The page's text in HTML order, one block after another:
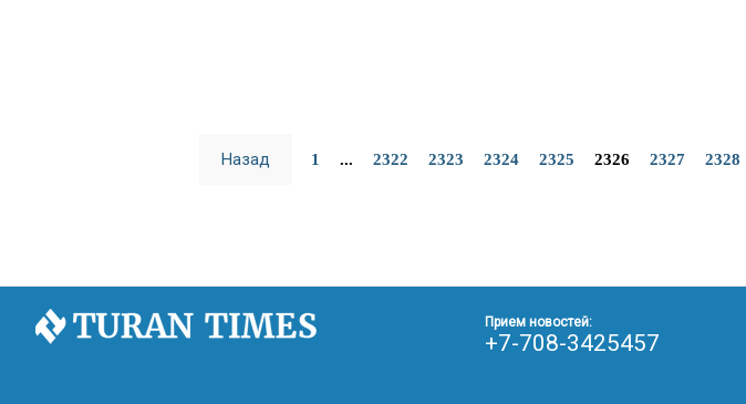
Назад 1 ... 2322 2323 2324 2325 2326 2327 2328
Прием новостей:
+7-708-3425457